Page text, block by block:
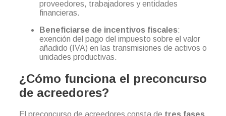
proveedores, trabajadores y entidades
financieras.
Beneficiarse de incentivos fiscales:
exención del pago del impuesto sobre el valor
añadido (IVA) en las transmisiones de activos o
unidades productivas.
¿Cómo funciona el preconcurso
de acreedores?